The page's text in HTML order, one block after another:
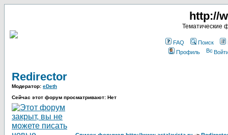
http://
Тематические
FAQ Поиск
Профиль
Redirector
Модератор: eDeth
Сейчас этот форум просматривают: Нет